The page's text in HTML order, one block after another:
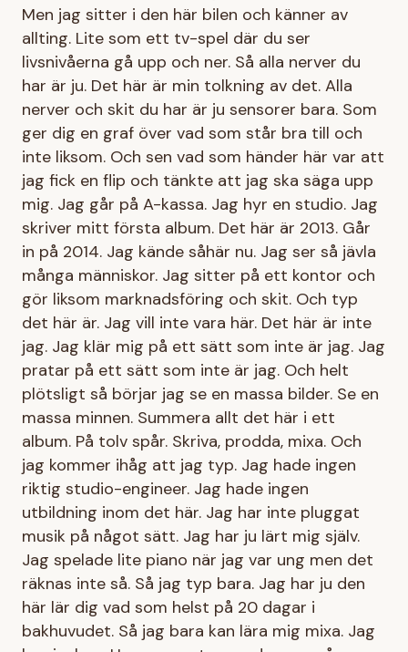
Men jag sitter i den här bilen och känner av
allting. Lite som ett tv-spel där du ser
livsnivåerna gå upp och ner. Så alla nerver du
har är ju. Det här är min tolkning av det. Alla
nerver och skit du har är ju sensorer bara. Som
ger dig en graf över vad som står bra till och
inte liksom. Och sen vad som händer här var att
jag fick en flip och tänkte att jag ska säga upp
mig. Jag går på A-kassa. Jag hyr en studio. Jag
skriver mitt första album. Det här är 2013. Går
in på 2014. Jag kände såhär nu. Jag ser så jävla
många människor. Jag sitter på ett kontor och
gör liksom marknadsföring och skit. Och typ
det här är. Jag vill inte vara här. Det här är inte
jag. Jag klär mig på ett sätt som inte är jag. Jag
pratar på ett sätt som inte är jag. Och helt
plötsligt så börjar jag se en massa bilder. Se en
massa minnen. Summera allt det här i ett
album. På tolv spår. Skriva, prodda, mixa. Och
jag kommer ihåg att jag typ. Jag hade ingen
riktig studio-engineer. Jag hade ingen
utbildning inom det här. Jag har inte pluggat
musik på något sätt. Jag har ju lärt mig själv.
Jag spelade lite piano när jag var ung men det
räknas inte så. Så jag typ bara. Jag har ju den
här lär dig vad som helst på 20 dagar i
bakhuvudet. Så jag bara kan lära mig mixa. Jag